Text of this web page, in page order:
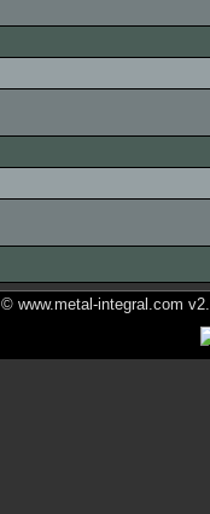
© www.metal-integral.com